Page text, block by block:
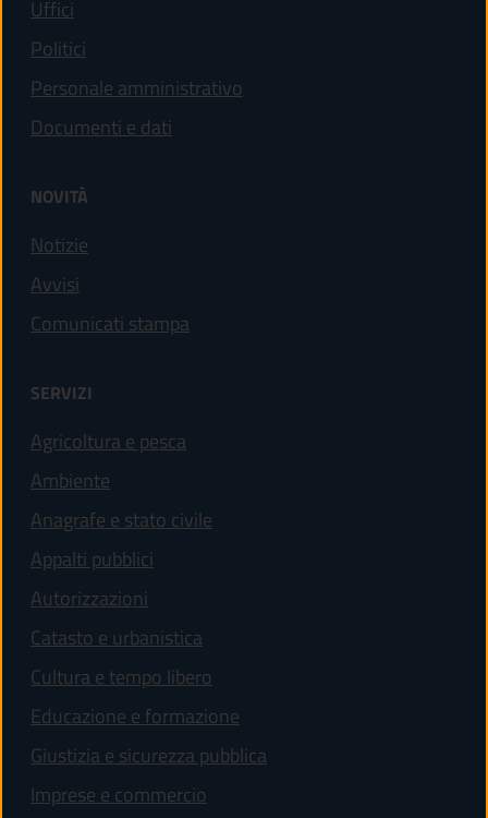
Uffici
Politici
Personale amministrativo
Documenti e dati
NOVITÀ
Notizie
Avvisi
Comunicati stampa
SERVIZI
Agricoltura e pesca
Ambiente
Anagrafe e stato civile
Appalti pubblici
Autorizzazioni
Catasto e urbanistica
Cultura e tempo libero
Educazione e formazione
Giustizia e sicurezza pubblica
Imprese e commercio